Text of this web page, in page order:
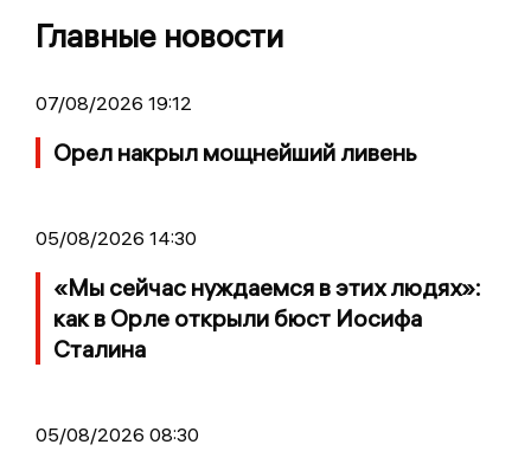
Главные новости
07/08/2026 19:12
Орел накрыл мощнейший ливень
05/08/2026 14:30
«Мы сейчас нуждаемся в этих людях»:
как в Орле открыли бюст Иосифа
Сталина
05/08/2026 08:30